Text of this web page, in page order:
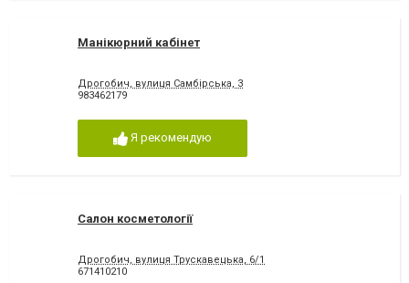
Манікюрний кабінет
Дрогобич, вулиця Самбірська, 3
983462179
Я рекомендую
Салон косметології
Дрогобич, вулиця Трускавецька, 6/1
671410210